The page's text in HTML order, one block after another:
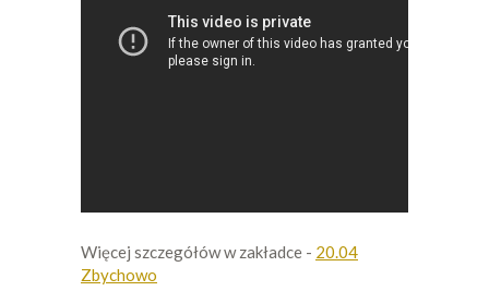
Więcej szczegółów w zakładce - 20.04
Zbychowo